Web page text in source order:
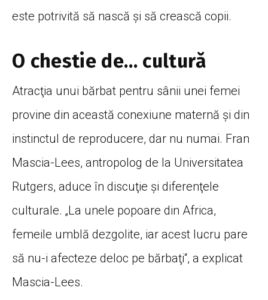
este potrivită să nască şi să crească copii.
O chestie de… cultură
Atracţia unui bărbat pentru sânii unei femei
provine din această conexiune maternă şi din
instinctul de reproducere, dar nu numai. Fran
Mascia-Lees, antropolog de la Universitatea
Rutgers, aduce în discuţie şi diferenţele
culturale. „La unele popoare din Africa,
femeile umblă dezgolite, iar acest lucru pare
să nu-i afecteze deloc pe bărbaţi“, a explicat
Mascia-Lees.